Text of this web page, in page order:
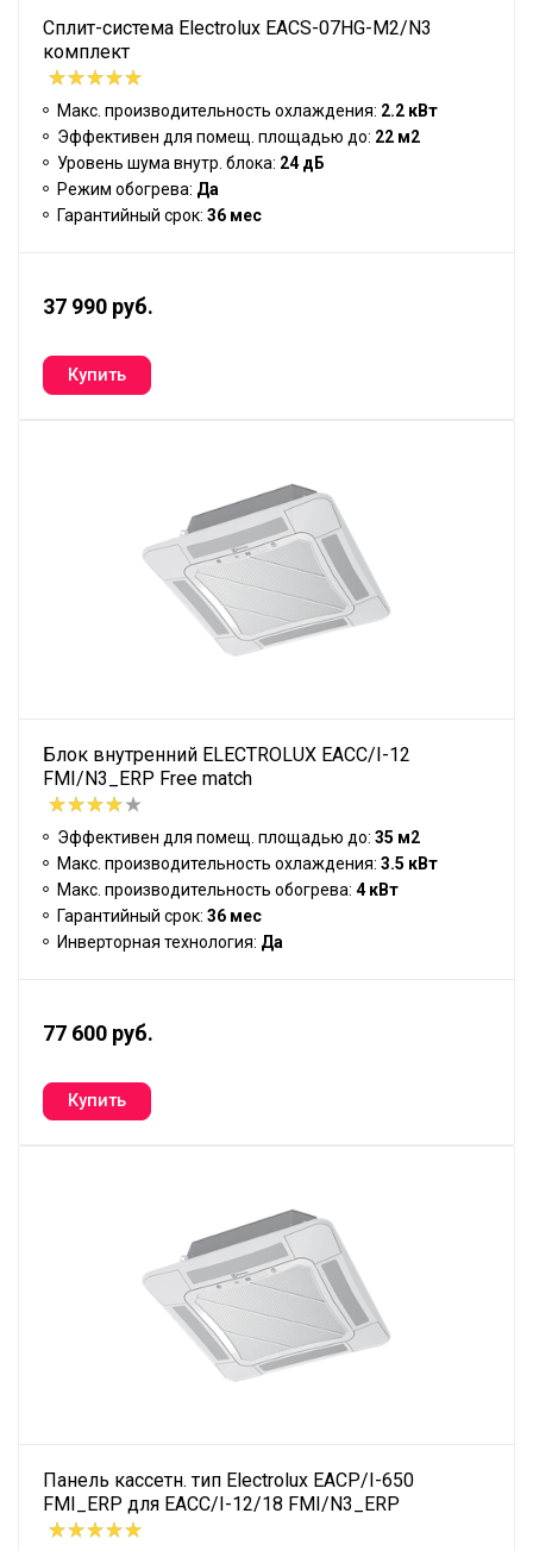
Сплит-система Electrolux EACS-07HG-M2/N3
комплект
Макс. производительность охлаждения: 2.2 кВт
Эффективен для помещ. площадью до: 22 м2
Уровень шума внутр. блока: 24 дБ
Режим обогрева: Да
Гарантийный срок: 36 мес
37 990 руб.
Блок внутренний ELECTROLUX EACC/I-12
FMI/N3_ERP Free match
Эффективен для помещ. площадью до: 35 м2
Макс. производительность охлаждения: 3.5 кВт
Макс. производительность обогрева: 4 кВт
Гарантийный срок: 36 мес
Инверторная технология: Да
77 600 руб.
Панель кассетн. тип Electrolux EACP/I-650
FMI_ERP для ЕАCC/I-12/18 FMI/N3_ERP